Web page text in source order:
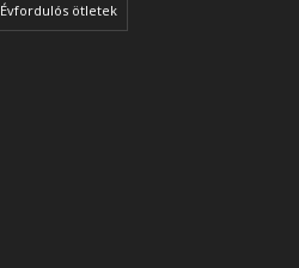
Évfordulós ötletek